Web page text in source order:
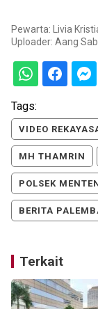
Pewarta: Livia
Uploader: Aang
Tags:
VIDEO
MH THAMRIN
POLSEK
BERITA
Terkait